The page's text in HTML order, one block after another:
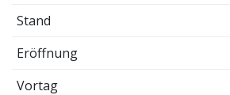
Stand
Eröffnung
Vortag